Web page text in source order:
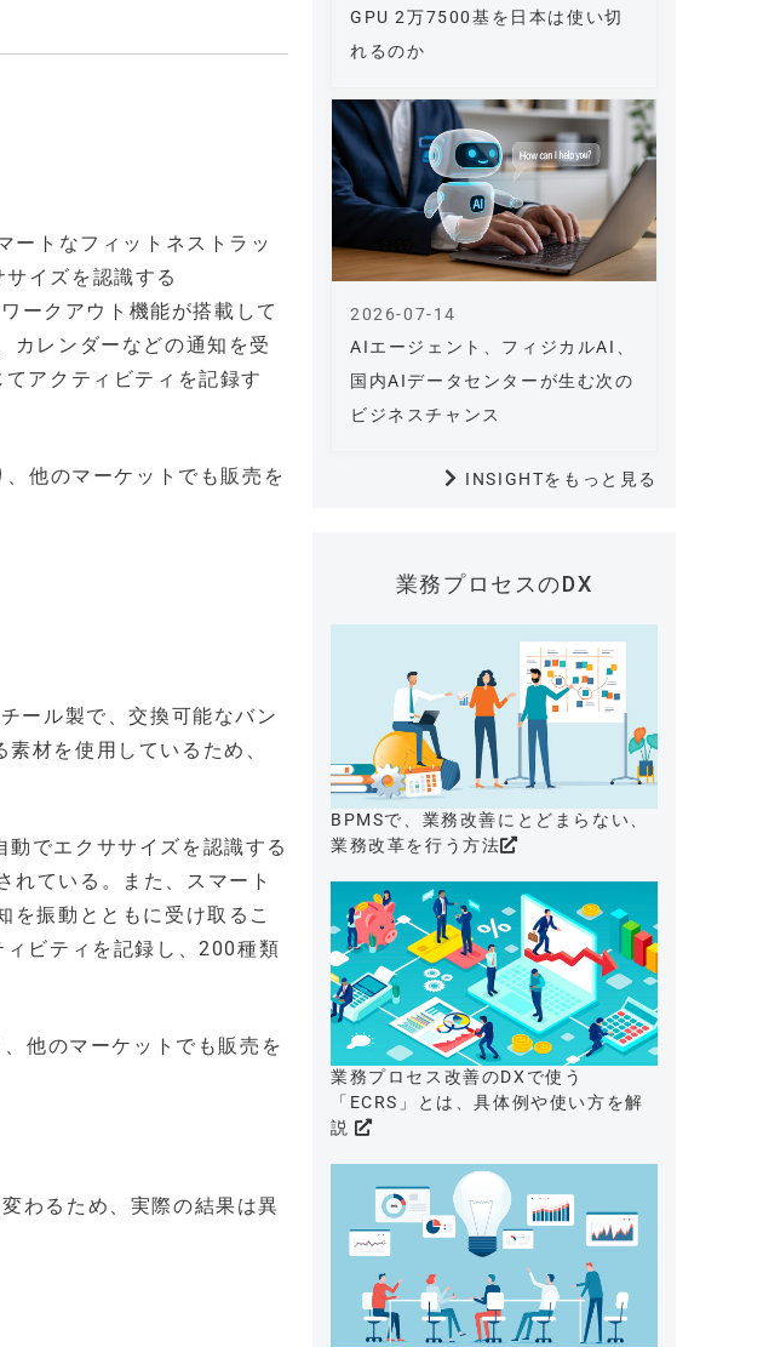
トなフィットネストラッ
イズを認識する
ークアウト機能が搭載して
カレンダーなどの通知を受
アクティビティを記録す
他のマーケットでも販売を
ール製で、交換可能なバン
材を使用しているため、
でエクササイズを認識する
ている。また、スマート
を振動とともに受け取るこ
ビティを記録し、200種類
他のマーケットでも販売を
わるため、実際の結果は異
GPU 2万7500基を日本は使い切
れるのか
AIエージェント、フィジカルAI、
国内AIデータセンターが生む次の
ビジネスチャンス
2026-07-14
INSIGHTをもっと見る
業務プロセスのDX
BPMSで、業務改善にとどまらない、
業務改革を行う方法
業務プロセス改善のDXで使う
「ECRS」とは、具体例や使い方を解
説